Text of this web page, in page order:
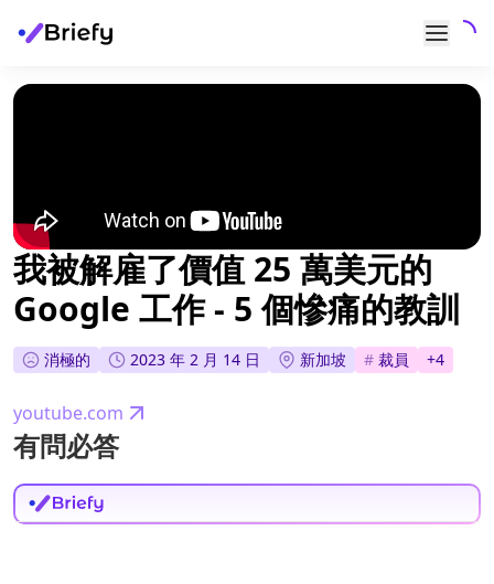
我被解雇了價值 25 萬美元的
Google 工作 - 5 個慘痛的教訓
消極的 2023 年 2 月 14 日 新加坡 # 裁員 +4
youtube.com
有問必答